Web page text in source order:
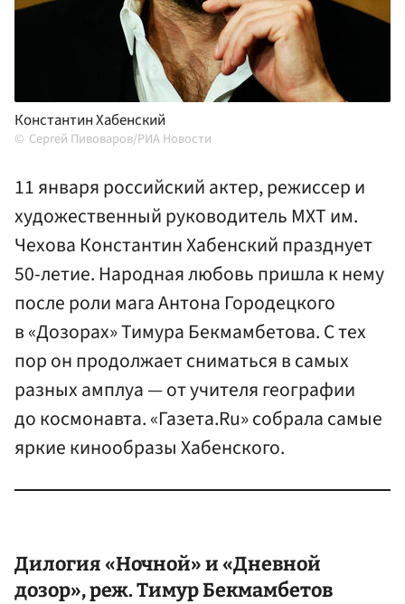
Константин Хабенский
Сергей Пивоваров/РИА Новости
11 января российский актер, режиссер и
художественный руководитель МХТ им.
Чехова Константин Хабенский празднует
50-летие. Народная любовь пришла к нему
после роли мага Антона Городецкого
в «Дозорах» Тимура Бекмамбетова. С тех
пор он продолжает сниматься в самых
разных амплуа — от учителя географии
до космонавта. «Газета.Ru» собрала самые
яркие кинообразы Хабенского.
Дилогия «Ночной» и «Дневной
дозор», реж.Тимур Бекмамбетов